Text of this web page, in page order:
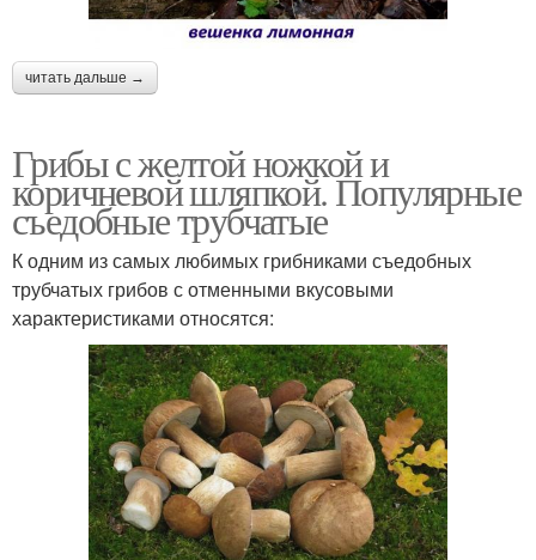
читать дальше →
Грибы с желтой ножкой и
коричневой шляпкой. Популярные
съедобные трубчатые
К одним из самых любимых грибниками съедобных
трубчатых грибов с отменными вкусовыми
характеристиками относятся: